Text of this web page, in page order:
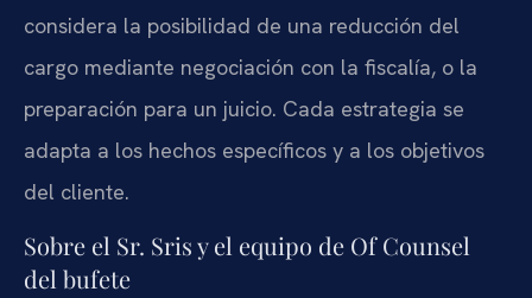
considera la posibilidad de una reducción del
cargo mediante negociación con la fiscalía, o la
preparación para un juicio. Cada estrategia se
adapta a los hechos específicos y a los objetivos
del cliente.
Sobre el Sr. Sris y el equipo de Of Counsel
del bufete